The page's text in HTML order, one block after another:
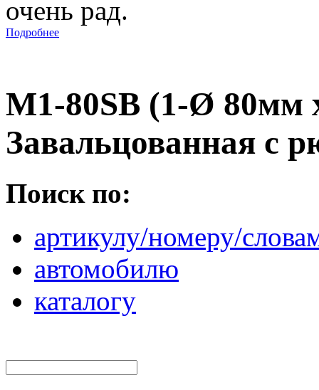
очень рад.
Подробнее
M1-80SВ (1-Ø 80мм
Завальцованная с
Поиск по:
артикулу/номеру/
автомобилю
каталогу